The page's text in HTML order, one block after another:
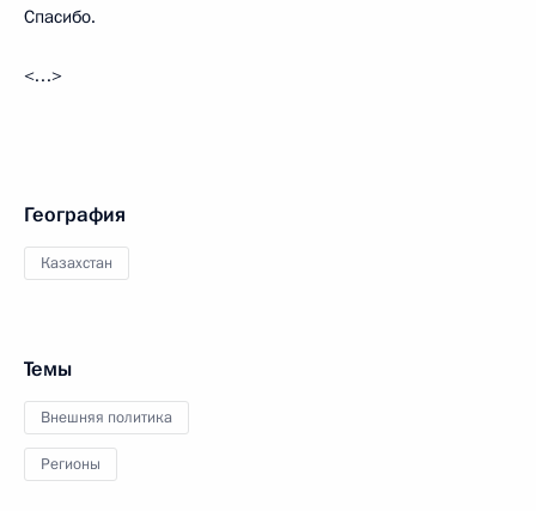
Спасибо.
<…>
География
Казахстан
Темы
Внешняя политика
Регионы